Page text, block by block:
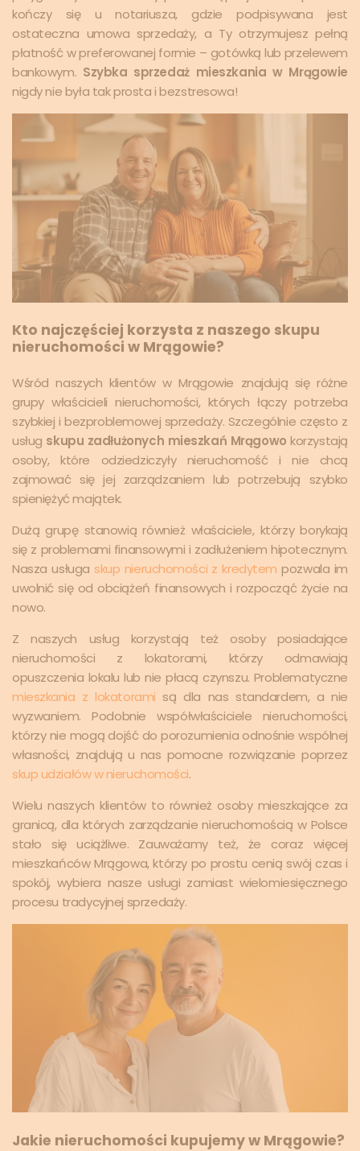
kończy się u notariusza, gdzie podpisywana jest
ostateczna umowa sprzedaży, a Ty otrzymujesz pełną
płatność w preferowanej formie – gotówką lub przelewem
bankowym. Szybka sprzedaż mieszkania w Mrągowie
nigdy nie była tak prosta i bezstresowa!
Kto najczęściej korzysta z naszego skupu
nieruchomości w Mrągowie?
Wśród naszych klientów w Mrągowie znajdują się różne
grupy właścicieli nieruchomości, których łączy potrzeba
szybkiej i bezproblemowej sprzedaży. Szczególnie często z
usług skupu zadłużonych mieszkań Mrągowo korzystają
osoby, które odziedziczyły nieruchomość i nie chcą
zajmować się jej zarządzaniem lub potrzebują szybko
spieniężyć majątek.
Dużą grupę stanowią również właściciele, którzy borykają
się z problemami finansowymi i zadłużeniem hipotecznym.
Nasza usługa skup nieruchomości z kredytem pozwala im
uwolnić się od obciążeń finansowych i rozpocząć życie na
nowo.
Z naszych usług korzystają też osoby posiadające
nieruchomości z lokatorami, którzy odmawiają
opuszczenia lokalu lub nie płacą czynszu. Problematyczne
mieszkania z lokatorami są dla nas standardem, a nie
wyzwaniem. Podobnie współwłaściciele nieruchomości,
którzy nie mogą dojść do porozumienia odnośnie wspólnej
własności, znajdują u nas pomocne rozwiązanie poprzez
skup udziałów w nieruchomości.
Wielu naszych klientów to również osoby mieszkające za
granicą, dla których zarządzanie nieruchomością w Polsce
stało się uciążliwe. Zauważamy też, że coraz więcej
mieszkańców Mrągowa, którzy po prostu cenią swój czas i
spokój, wybiera nasze usługi zamiast wielomiesięcznego
procesu tradycyjnej sprzedaży.
Jakie nieruchomości kupujemy w Mrągowie?